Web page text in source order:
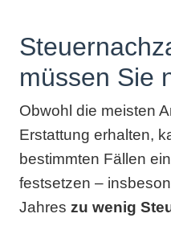
müssen Sie
Obwohl die meisten
Erstattung erhalten,
bestimmten Fällen
festsetzen –
Jahres zu wenig